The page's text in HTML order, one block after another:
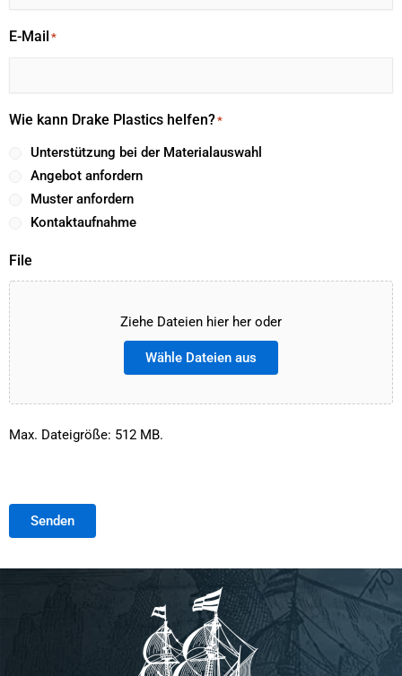
E-Mail *
Wie kann Drake Plastics helfen?*
Unterstützung bei der Materialauswahl
Angebot anfordern
Muster anfordern
Kontaktaufnahme
File
Ziehe Dateien hier her oder
Wähle Dateien aus
Max. Dateigröße: 512 MB.
Senden